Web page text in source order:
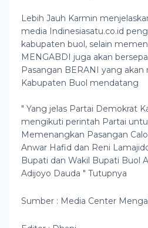
Lebih Jauh Karmin
media Indinesiasatu.co.id
kabupaten buol, selain
MENGABDI juga akan
Pasangan BERANI yang
Kabupaten Buol mendatang
" Yang jelas Partai Demokrat
mengikuti perintah Partai
Memenangkan Pasangan
Anwar Hafid dan Reni
Bupati dan Wakil Bupati Buol
Adijoyo Dauda " Tutupnya
Sumber : Media Center